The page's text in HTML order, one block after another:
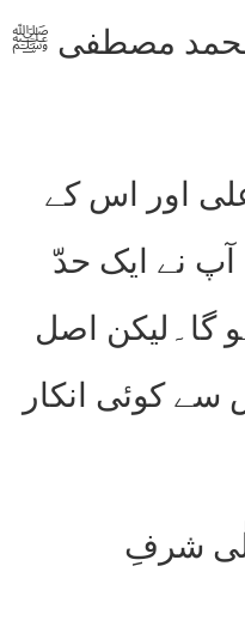
محمد مصطفی ﷺ
اور اس کے
آپ نے ایک حدّ
گا۔لیکن اصل
کوئی انکار
شرفِ